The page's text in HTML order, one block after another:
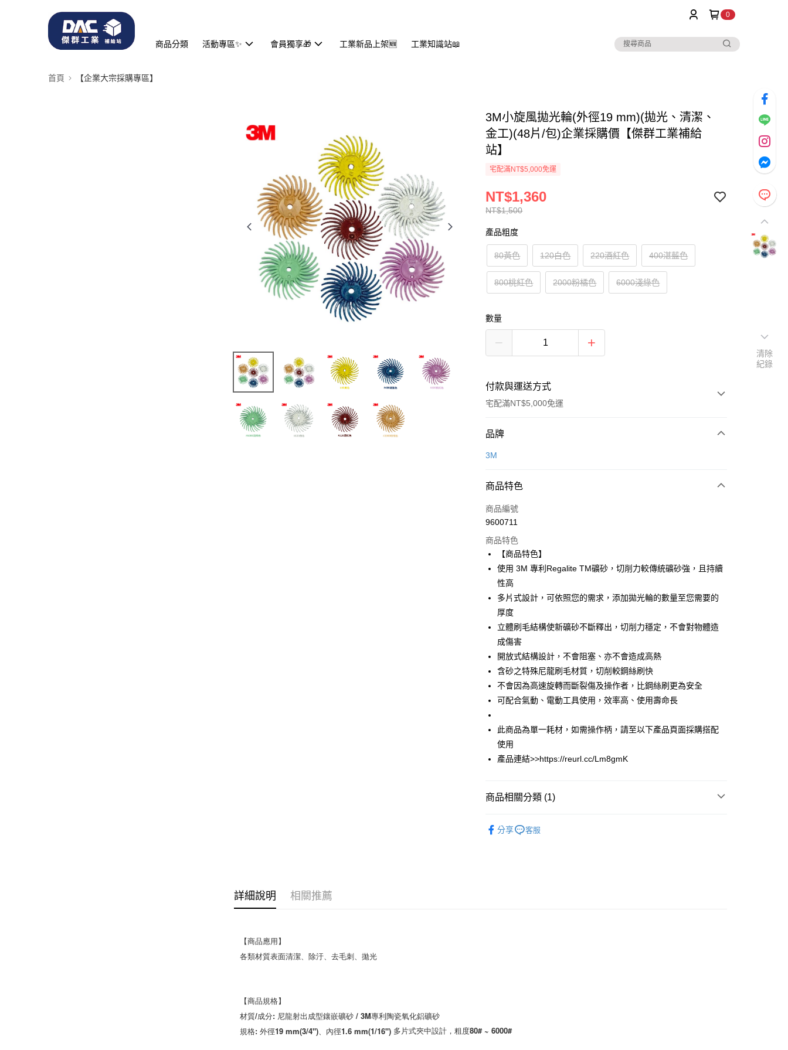
0
商品分類 活動專區✨ 會員獨享🎁 工業新品上架🆕 工業知識站📖
首頁 【企業大宗採購專區】
3M小旋風拋光輪(外徑19 mm)(拋光、清潔、
金工)(48片/包)企業採購價【傑群工業補給
站】
宅配滿NT$5,000免運
NT$1,500
NT$1,360
產品粗度
80黃色 120白色 220酒紅色 400湛藍色
800桃紅色 2000粉橘色 6000淺綠色
數量
付款與運送方式
宅配滿NT$5,000免運
付款方式
信用卡一次付款
合作金庫商業銀行
華南商業銀行
上海商業儲蓄銀行
國泰世華商業銀行
臺灣中小企業銀行
台中商業銀行
匯豐（台灣）商業銀行
聯邦商業銀行
元大商業銀行
永豐商業銀行
玉山商業銀行
台新國際商業銀行
中國信託商業銀行
台灣樂天信用卡公司
6 期 0 利率 每期
華南商業銀行
上海商業儲蓄銀行
國泰世華商業銀行
兆豐國際商業銀行
臺灣中小企業銀行
匯豐（台灣）商業銀行
華泰商業銀行
元大商業銀行
玉山商業銀行
星展（台灣）商業銀行
台新國際商業銀行
台灣樂天信用卡公司
超商取貨付款
LINE Pay
Apple Pay
街口支付
運送方式
全家取貨付款
每筆NT$60
付款後全家取貨
每筆NT$60
7-11取貨付款
每筆NT$60
每筆NT$200，滿NT$5,000(含以上)免運費
品牌
3M
商品特色
商品編號
9600711
商品特色
【商品特色】
使用 3M 專利Regalite TM礦砂，切削力較傳統礦砂強，且持續
性高
多片式設計，可依照您的需求，添加拋光輪的數量至您需要的
厚度
立體刷毛結構使新礦砂不斷釋出，切削力穩定，不會對物體造
成傷害
開放式結構設計，不會阻塞、亦不會造成高熱
含砂之特殊尼龍刷毛材質，切削較鋼絲刷快
不會因為高速旋轉而斷裂傷及操作者，比鋼絲刷更為安全
可配合氣動、電動工具使用，效率高、使用壽命長
此商品為單一耗材，如需操作柄，請至以下產品頁面採購搭配
使用
產品連結>>https://reurl.cc/Lm8gmK
商品相關分類 (1)
分享
客服
詳細說明 相關推薦
【商品應用】
各類材質表面清潔、除汙、去毛刺、拋光
【商品規格】
材質/成分: 尼龍射出成型鑲嵌礦砂 / 3M專利陶瓷氧化鋁礦砂
規格: 外徑19 mm(3/4")、內徑1.6 mm(1/16") 多片式夾中設計，粗度80# ~ 6000#
清除
紀錄